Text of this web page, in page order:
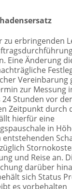
zu erbringenden
Eine Änderung
Vereinbarung
zur Messung
24 Stunden vor
Zeitpunkt durch
hierfür eine
in
entstehenden
und Reise an.
darüber
sich Status
es vorbehalten